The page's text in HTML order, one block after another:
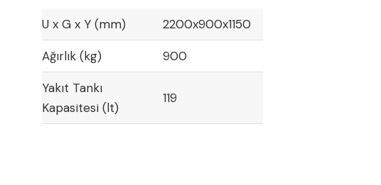
U x G x Y (mm) 2200x900x1150
Ağırlık (kg) 900
Yakıt Tankı
Kapasitesi (lt)
119